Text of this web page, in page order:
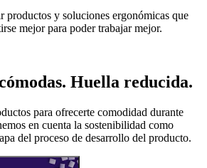
productos y soluciones ergonómicas que
mejor para poder trabajar mejor.
Huella reducida.
para ofrecerte comodidad durante
en cuenta la sostenibilidad como
del proceso de desarrollo del producto.